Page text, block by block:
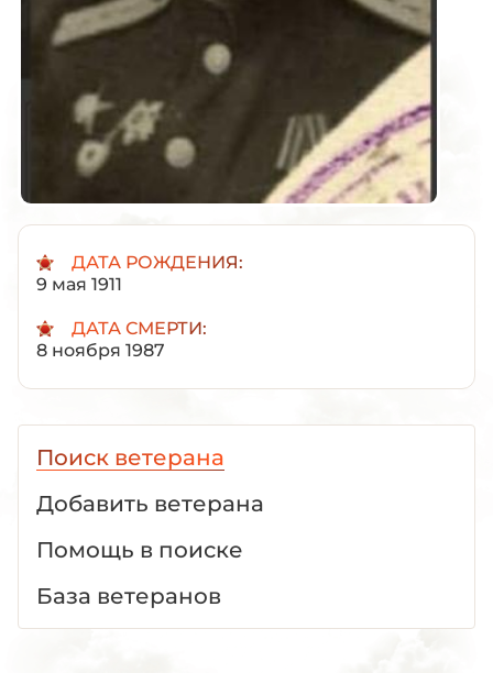
ДАТА РОЖДЕНИЯ:
9 мая 1911
ДАТА СМЕРТИ:
8 ноября 1987
Поиск ветерана
Добавить ветерана
Помощь в поиске
База ветеранов